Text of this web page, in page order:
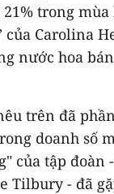
trong
của Carolina
nước hoa
trên đã
doanh số
của tập đoàn
Tilbury - đã